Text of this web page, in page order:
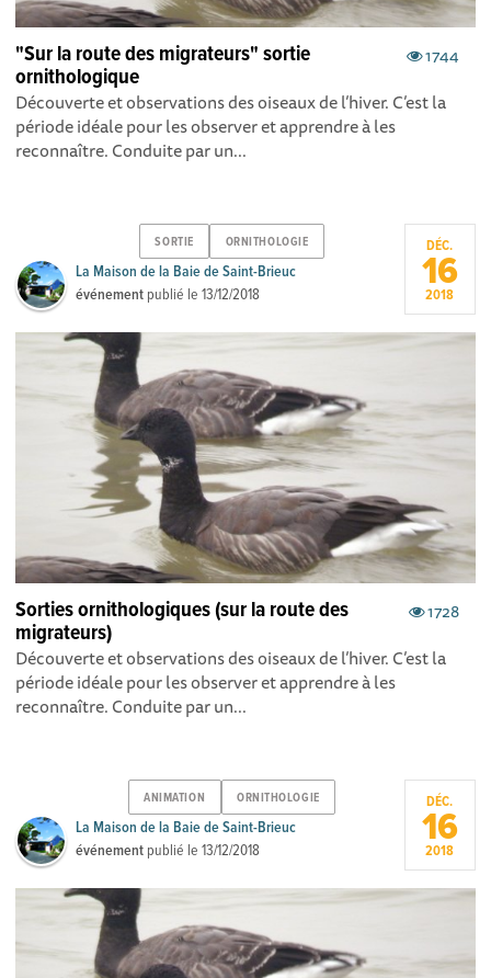
1744
"Sur la route des migrateurs" sortie
ornithologique
Découverte et observations des oiseaux de l’hiver. C’est la
période idéale pour les observer et apprendre à les
reconnaître. Conduite par un...
SORTIE ORNITHOLOGIE
La Maison de la Baie de Saint-Brieuc
événement publié le13/12/2018
DÉC.
16
2018
1728
Sorties ornithologiques (sur la route des
migrateurs)
Découverte et observations des oiseaux de l’hiver. C’est la
période idéale pour les observer et apprendre à les
reconnaître. Conduite par un...
ANIMATION ORNITHOLOGIE
La Maison de la Baie de Saint-Brieuc
événement publié le13/12/2018
DÉC.
16
2018